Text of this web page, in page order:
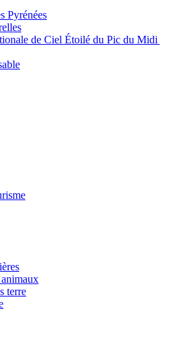
Pyrénées
de Ciel Étoilé du Pic du Midi
terre